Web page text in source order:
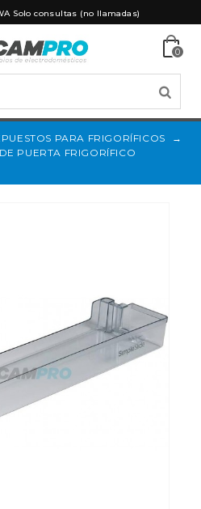
Solo consultas (no llamadas)
0
PARA FRIGORÍFICOS
→
PUERTA FRIGORÍFICO